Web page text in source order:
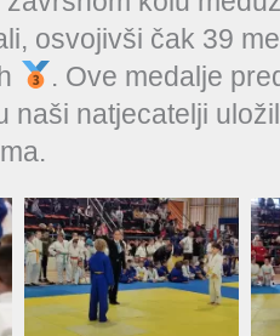
osvojivši čak 39
. Ove medalje
naši natjecatelji